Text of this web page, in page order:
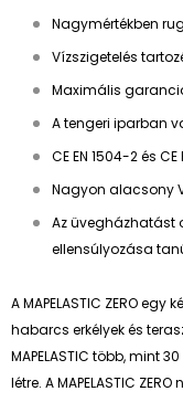
Nagymértékben
Vízszigetelés
Maximális
A tengeri iparban
CE EN 1504-2 és CE
Nagyon alacsony
Az üvegházhatást
ellensúlyozása
A MAPELASTIC ZERO
habarcs erkélyek és
MAPELASTIC több, mint
létre. A MAPELASTIC